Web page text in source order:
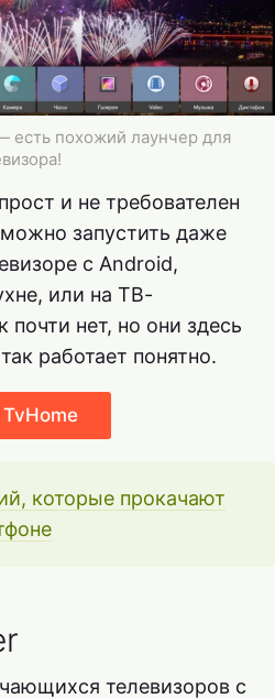
есть похожий лаунчер для
и не требователен
запустить даже
с Android,
или на ТВ-
почти нет, но они здесь
работает понятно.
которые прокачают
телевизоров с